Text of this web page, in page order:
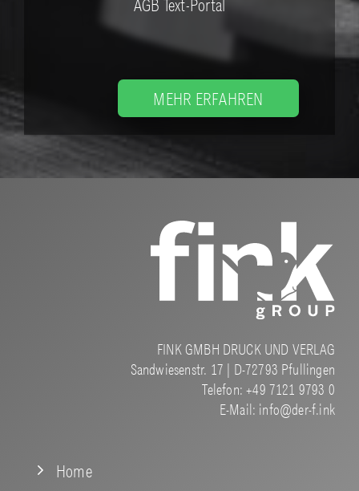
AGB Text-Portal
MEHR ERFAHREN
FINK GMBH DRUCK UND VERLAG
Sandwiesenstr. 17 | D-72793 Pfullingen
Telefon: +49 7121 9793 0
E-Mail: info@der-f.ink
Home